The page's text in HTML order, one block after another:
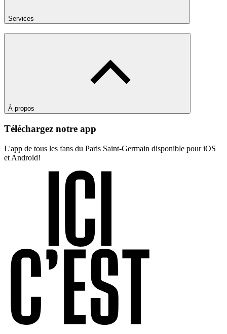
Services
À propos
Téléchargez notre app
L'app de tous les fans du Paris Saint-Germain disponible pour iOS
et Android!